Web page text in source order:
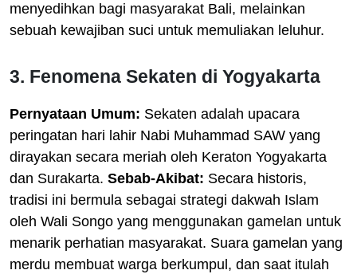
menyedihkan bagi masyarakat Bali, melainkan
sebuah kewajiban suci untuk memuliakan leluhur.
3. Fenomena Sekaten di Yogyakarta
Pernyataan Umum: Sekaten adalah upacara
peringatan hari lahir Nabi Muhammad SAW yang
dirayakan secara meriah oleh Keraton Yogyakarta
dan Surakarta. Sebab-Akibat: Secara historis,
tradisi ini bermula sebagai strategi dakwah Islam
oleh Wali Songo yang menggunakan gamelan untuk
menarik perhatian masyarakat. Suara gamelan yang
merdu membuat warga berkumpul, dan saat itulah